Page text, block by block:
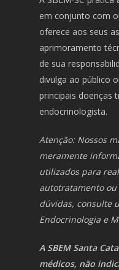
em conjunto com
oferece aos seus
aprimoramento
de sua
divulga ao público
principais doenças
endocrinologista.
Atenção: Nossos
meramente
utilizados para
autotratamento ou
dúvidas, consulte
Endocrinologia e
A SBEM Santa
médicos, não